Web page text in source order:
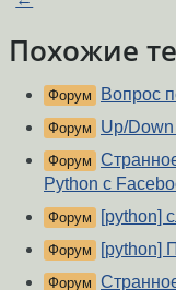
Похожие
Форум Вопрос
Форум Up/
Форум
Python с
Форум [python]
Форум [python]
Форум